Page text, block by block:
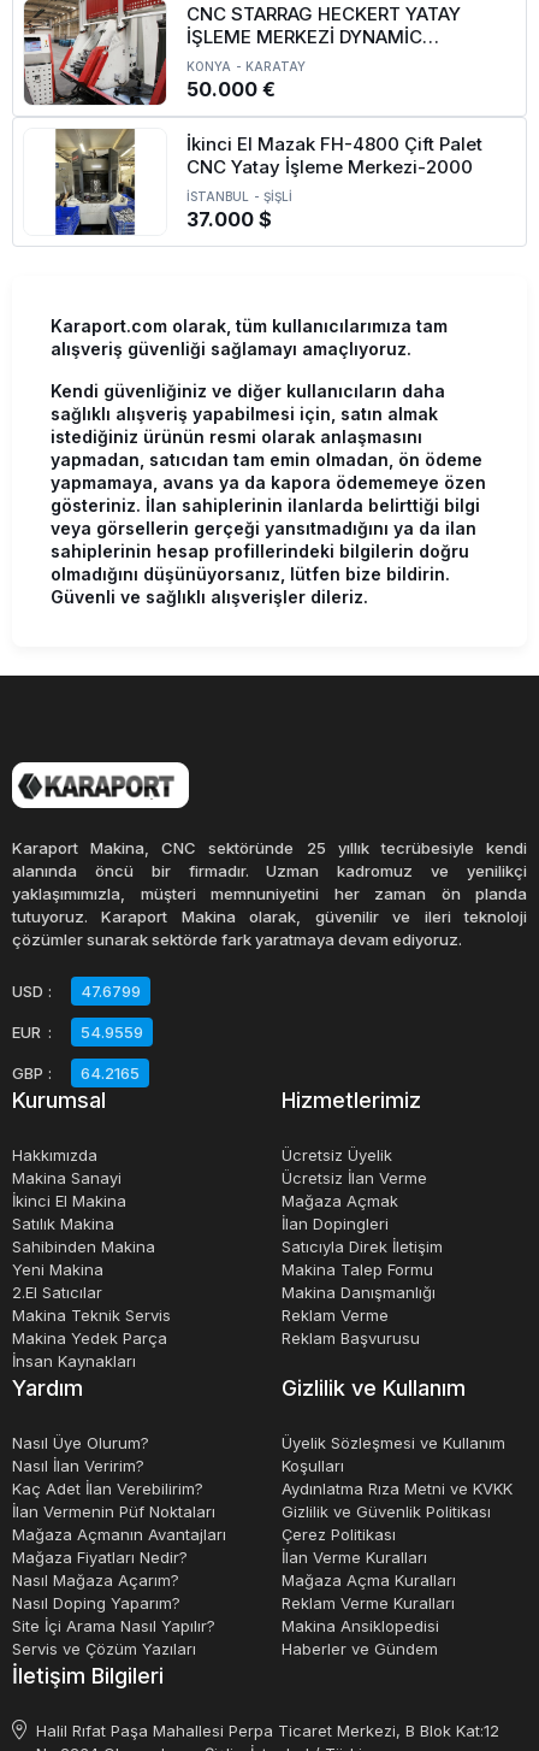
CNC STARRAG HECKERT YATAY
İŞLEME MERKEZİ DYNAMİC
CWK500D-SİEMENS
KONYA - KARATAY
50.000 €
İkinci El Mazak FH-4800 Çift Palet
CNC Yatay İşleme Merkezi-2000
İSTANBUL - ŞİŞLİ
37.000 $
Karaport.com olarak, tüm kullanıcılarımıza tam
alışveriş güvenliği sağlamayı amaçlıyoruz.
Kendi güvenliğiniz ve diğer kullanıcıların daha
sağlıklı alışveriş yapabilmesi için, satın almak
istediğiniz ürünün resmi olarak anlaşmasını
yapmadan, satıcıdan tam emin olmadan, ön ödeme
yapmamaya, avans ya da kapora ödememeye özen
gösteriniz. İlan sahiplerinin ilanlarda belirttiği bilgi
veya görsellerin gerçeği yansıtmadığını ya da ilan
sahiplerinin hesap profillerindeki bilgilerin doğru
olmadığını düşünüyorsanız, lütfen bize bildirin.
Güvenli ve sağlıklı alışverişler dileriz.
Karaport Makina, CNC sektöründe 25 yıllık tecrübesiyle kendi
alanında öncü bir firmadır. Uzman kadromuz ve yenilikçi
yaklaşımımızla, müşteri memnuniyetini her zaman ön planda
tutuyoruz. Karaport Makina olarak, güvenilir ve ileri teknoloji
çözümler sunarak sektörde fark yaratmaya devam ediyoruz.
USD : 47.6799
EUR : 54.9559
GBP : 64.2165
Kurumsal
Hakkımızda
Makina Sanayi
İkinci El Makina
Satılık Makina
Sahibinden Makina
Yeni Makina
2.El Satıcılar
Makina Teknik Servis
Makina Yedek Parça
İnsan Kaynakları
Hizmetlerimiz
Ücretsiz Üyelik
Ücretsiz İlan Verme
Mağaza Açmak
İlan Dopingleri
Satıcıyla Direk İletişim
Makina Talep Formu
Makina Danışmanlığı
Reklam Verme
Reklam Başvurusu
Yardım
Nasıl Üye Olurum?
Nasıl İlan Veririm?
Kaç Adet İlan Verebilirim?
İlan Vermenin Püf Noktaları
Mağaza Açmanın Avantajları
Mağaza Fiyatları Nedir?
Nasıl Mağaza Açarım?
Nasıl Doping Yaparım?
Site İçi Arama Nasıl Yapılır?
Servis ve Çözüm Yazıları
Gizlilik ve Kullanım
Üyelik Sözleşmesi ve Kullanım
Koşulları
Aydınlatma Rıza Metni ve KVKK
Gizlilik ve Güvenlik Politikası
Çerez Politikası
İlan Verme Kuralları
Mağaza Açma Kuralları
Reklam Verme Kuralları
Makina Ansiklopedisi
Haberler ve Gündem
İletişim Bilgileri
Halil Rıfat Paşa Mahallesi Perpa Ticaret Merkezi, B Blok Kat:12